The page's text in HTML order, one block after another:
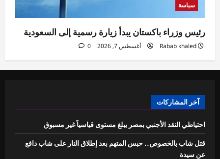
سياسة
رئيس وزراء باكستان يبدأ زيارة رسمية إلى السعودية
Rabab khaled أغسطس 7, 2026 0
آخر المشاركات
احتياطي النقد الأجنبي بمصر يبلغ مستوى قياسياً غير مسبوق
قتل شاب بالخصوص.. حبس المتهم بعد إطلاق النار على شاب دافع
عن سيدة